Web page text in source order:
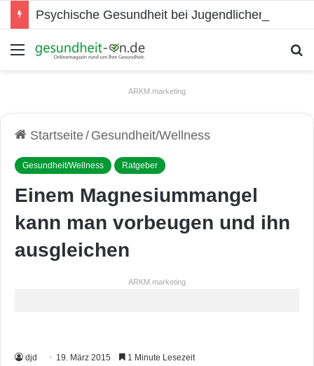
Psychische Gesundheit bei Jugendlichen
Menü
ARKM.marketing
Startseite/ Gesundheit/Wellness
Gesundheit/Wellness Ratgeber
Einem Magnesiummangel
kann man vorbeugen und ihn
ausgleichen
ARKM.marketing
djd 19. März 2015 1 Minute Lesezeit